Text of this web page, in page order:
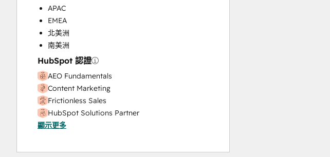
Paid Advertising
Programmable Automation
Public Relations
Sales and Marketing Alignment
Sales Coaching and Training
Sales Enablement
Search Engine Optimization
Social Media
Video Production
Website Design
Website Development
APAC
EMEA
北美洲
南美洲
HubSpot 認證
AEO Fundamentals
Content Marketing
Frictionless Sales
HubSpot Solutions Partner
Inbound Sales
顯示更多